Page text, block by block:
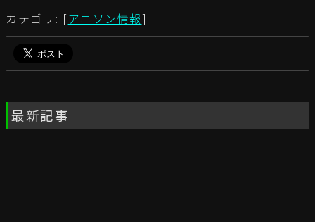
カテゴリ: [アニソン情報]
最新記事